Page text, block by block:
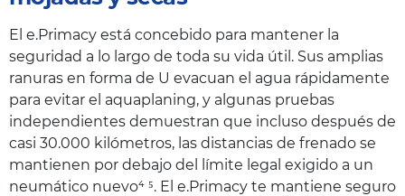
El e.Primacy está concebido para mantener la
seguridad a lo largo de toda su vida útil. Sus amplias
ranuras en forma de U evacuan el agua rápidamente
para evitar el aquaplaning, y algunas pruebas
independientes demuestran que incluso después de
casi 30.000 kilómetros, las distancias de frenado se
mantienen por debajo del límite legal exigido a un
neumático nuevo⁴ ⁵. El e.Primacy te mantiene seguro